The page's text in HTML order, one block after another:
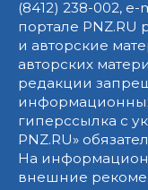
(8412) 238-002,
портале
и авторские
авторских
редакции
гиперссылка с
PNZ.RU»
На
внешние